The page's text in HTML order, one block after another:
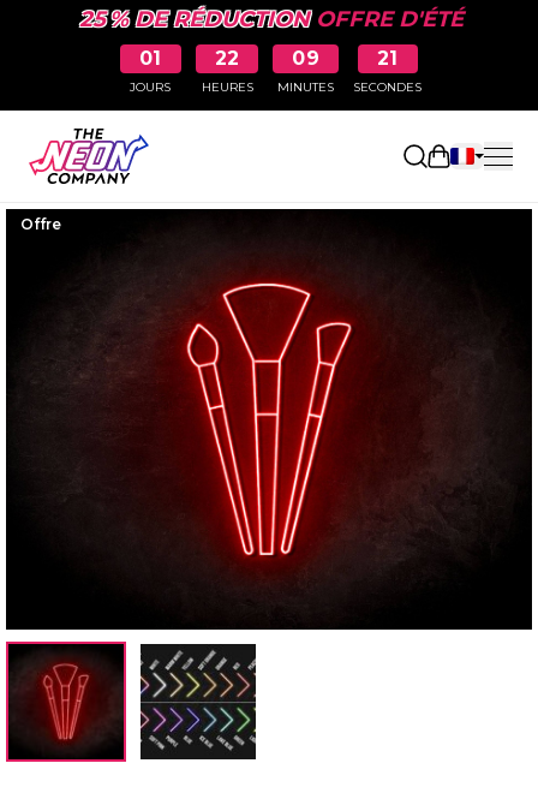
25 % DE RÉDUCTIONOFFRE D'ÉTÉ
01
JOURS
22
HEURES
09
MINUTES
20
SECONDES
Ouvrir le
Offre